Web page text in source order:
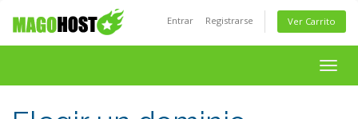
Entrar Registrarse Ver Carrito